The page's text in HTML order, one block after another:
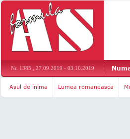
Nr. 1385 , 27.09.2019 - 03.10.2019
Asul de inima Lumea romaneasca